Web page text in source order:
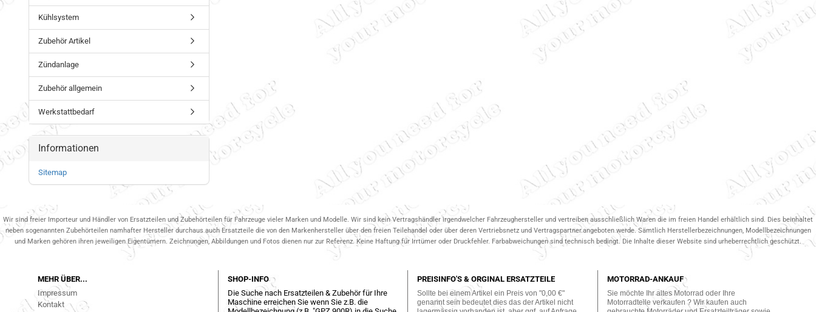
Kühlsystem
Zubehör Artikel
Zündanlage
Zubehör allgemein
Werkstattbedarf
Informationen
Sitemap
Wir sind freier Importeur und Händler von Ersatzteilen und Zubehörteilen für Fahrzeuge vieler Marken und Modelle. Wir sind kein Vertragshändler irgendwelcher Fahrzeughersteller und vertreiben ausschließlich Waren die im freien Handel erhältlich sind. Dies beinhaltet
neben sogenannten Zubehörteilen namhafter Hersteller durchaus auch Ersatzteile die von den Markenhersteller über den freien Teilehandel oder über deren Vertriebsnetz und Vertragspartner.angeboten werde. Sämtlich Herstellerbezeichnungen, Modellbezeichnungen
und Marken gehören ihren jeweiligen Eigentümern. Zeichnungen, Abbildungen und Fotos dienen nur zur Referenz. Keine Haftung für Irrtümer oder Druckfehler. Farbabweichungen sind technisch bedingt. Die Inhalte dieser Website sind urheberrechtlich geschützt.
MEHR ÜBER...
Impressum
Kontakt
SHOP-INFO
Die Suche nach Ersatzteilen & Zubehör für Ihre
Maschine erreichen Sie wenn Sie z.B. die
PREISINFO'S & ORGINAL ERSATZTEILE
Sollte bei einem Artikel ein Preis von "0,00 €"
genannt sein bedeutet dies das der Artikel nicht
MOTORRAD-ANKAUF
Sie möchte Ihr altes Motorrad oder Ihre
Motorradteile verkaufen ? Wir kaufen auch